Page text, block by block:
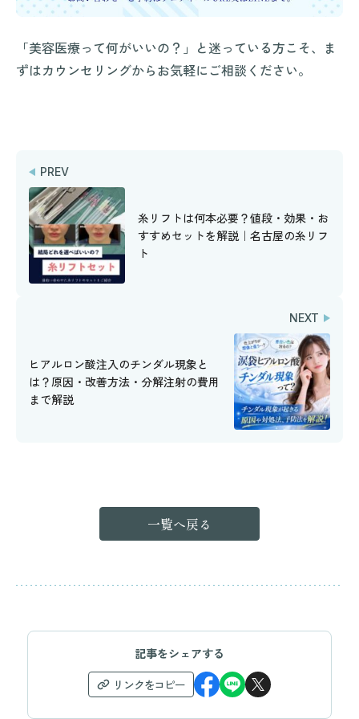
「美容医療って何がいいの？」と迷っている方こそ、ま
ずはカウンセリングからお気軽にご相談ください。
PREV
糸リフトは何本必要？値段・効果・お
すすめセットを解説｜名古屋の糸リフ
ト
NEXT
ヒアルロン酸注入のチンダル現象と
は？原因・改善方法・分解注射の費用
まで解説
一覧へ戻る
記事をシェアする
リンクをコピー